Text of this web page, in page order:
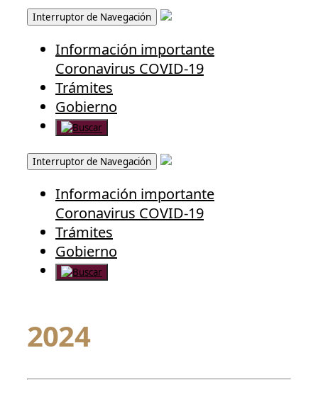
Interruptor de Navegación
Información importante
Coronavirus COVID-19
Trámites
Gobierno
Interruptor de Navegación
Información importante
Coronavirus COVID-19
Trámites
Gobierno
2024